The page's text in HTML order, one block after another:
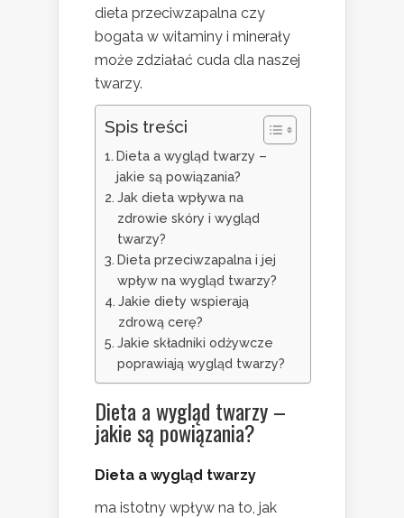
dieta przeciwzapalna czy
bogata w witaminy i minerały
może zdziałać cuda dla naszej
twarzy.
Spis treści
Dieta a wygląd twarzy –
jakie są powiązania?
Jak dieta wpływa na
zdrowie skóry i wygląd
twarzy?
Dieta przeciwzapalna i jej
wpływ na wygląd twarzy?
Jakie diety wspierają
zdrową cerę?
Jakie składniki odżywcze
poprawiają wygląd twarzy?
Dieta a wygląd twarzy –
jakie są powiązania?
Dieta a wygląd twarzy
ma istotny wpływ na to, jak